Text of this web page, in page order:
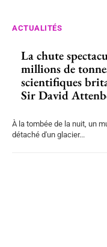
ACTUALITÉS
La chute
millions de
scientifiques
Sir David
À la tombée de la nuit, un
détaché d'un glacier...